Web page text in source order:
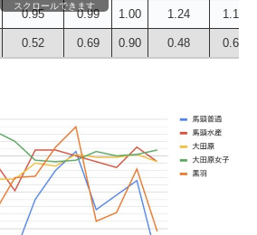
0.95 0.99 1.00 1.24 1.17
0.52 0.69 0.90 0.48 0.61
スクロールできます